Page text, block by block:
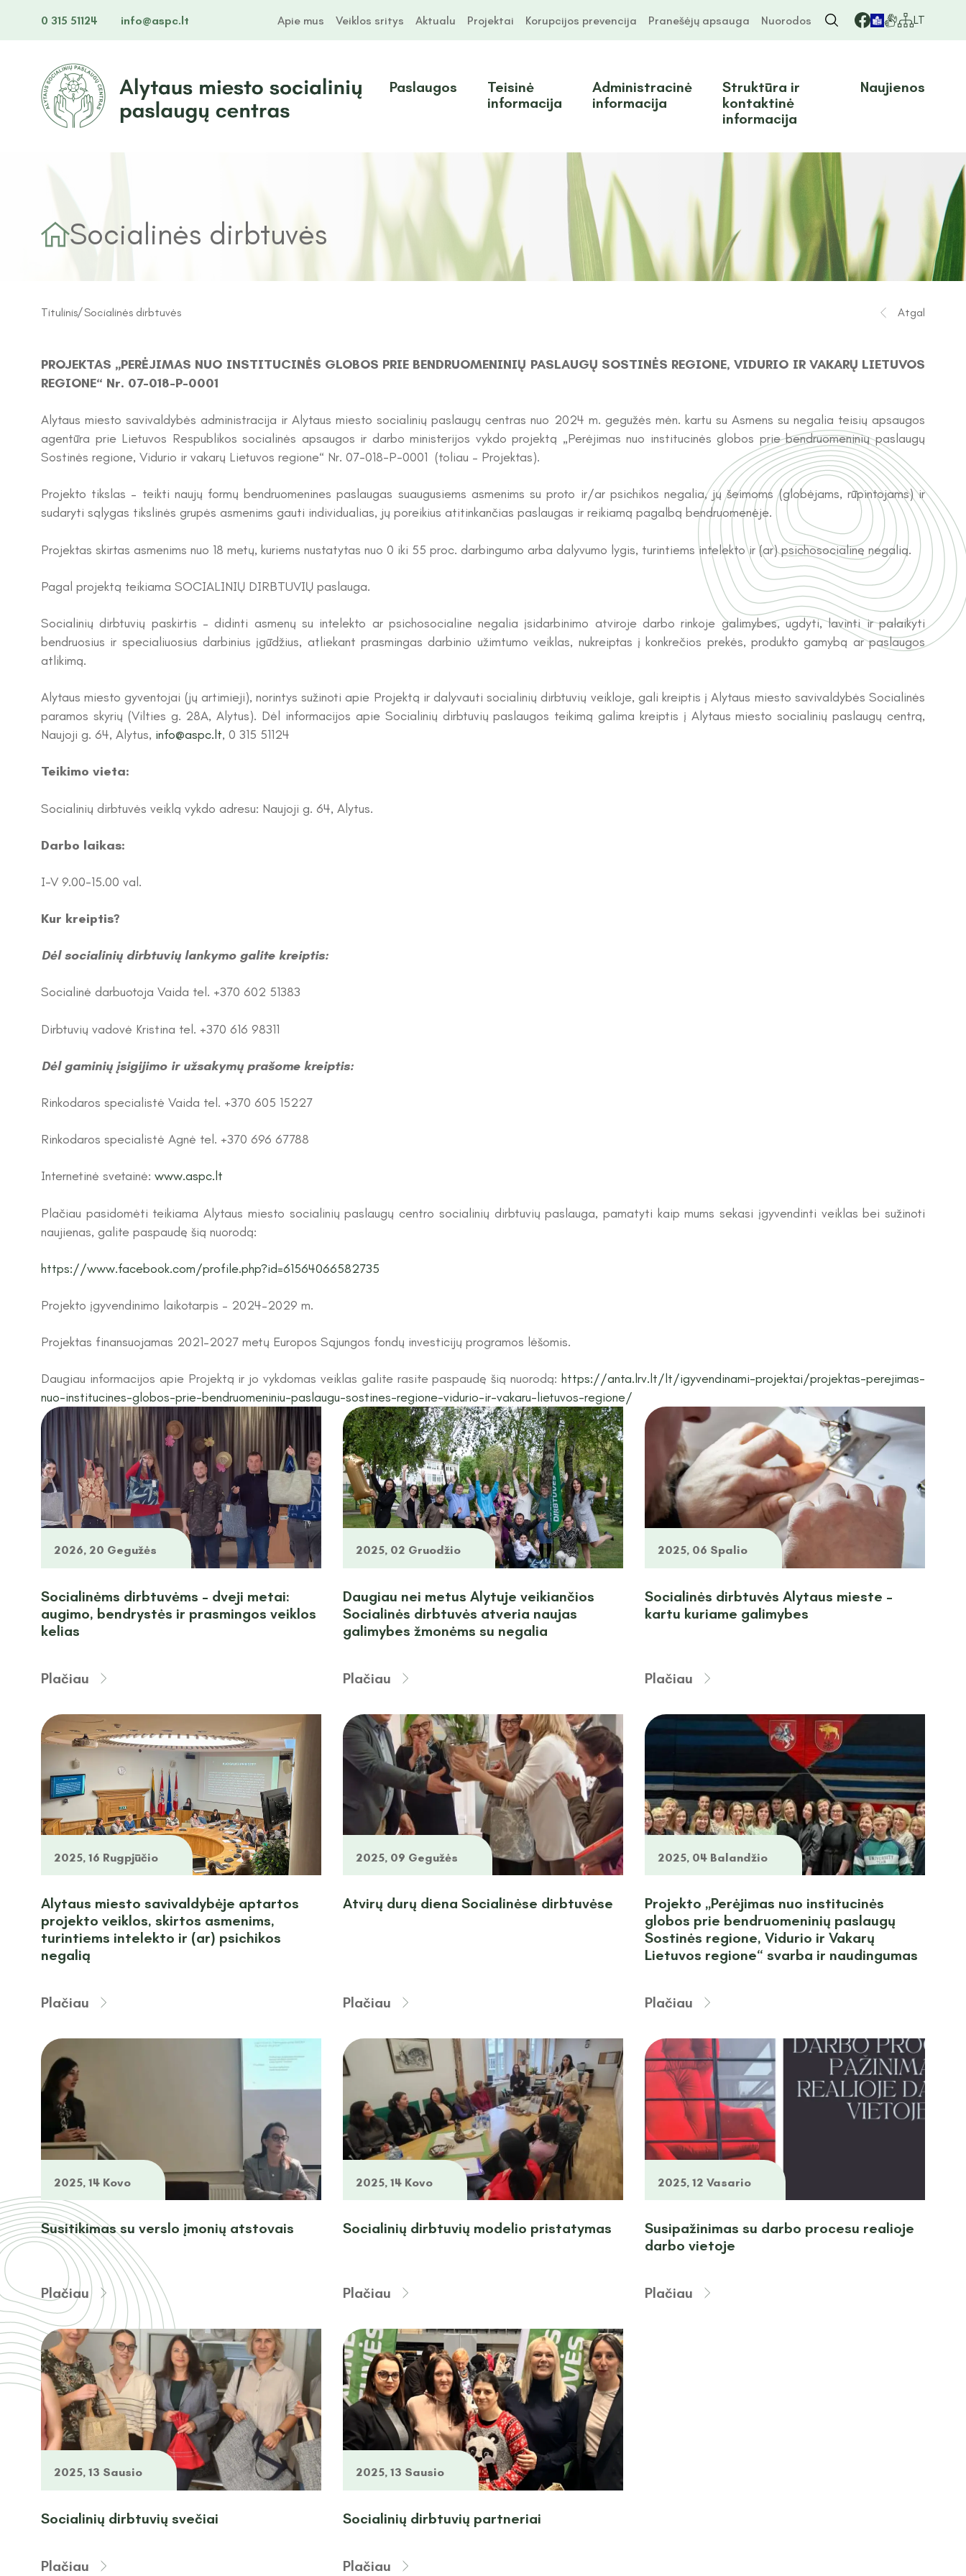
0 315 51124 info@aspc.lt Apie mus Veiklos sritys Aktualu Projektai Korupcijos prevencija Pranešėjų apsauga Nuorodos LT
Paslaugos
Teisinė
informacija
Administracinė
informacija
Struktūra ir
kontaktinė
informacija
Naujienos
Socialinės dirbtuvės
Titulinis Socialinės dirbtuvės Atgal
PROJEKTAS „PERĖJIMAS NUO INSTITUCINĖS GLOBOS PRIE BENDRUOMENINIŲ PASLAUGŲ SOSTINĖS REGIONE, VIDURIO IR VAKARŲ LIETUVOS
REGIONE“ Nr. 07-018-P-0001
Alytaus miesto savivaldybės administracija ir Alytaus miesto socialinių paslaugų centras nuo 2024 m. gegužės mėn. kartu su Asmens su negalia teisių apsaugos
agentūra prie Lietuvos Respublikos socialinės apsaugos ir darbo ministerijos vykdo projektą „Perėjimas nuo institucinės globos prie bendruomeninių paslaugų
Sostinės regione, Vidurio ir vakarų Lietuvos regione“ Nr. 07-018-P-0001 (toliau – Projektas).
Projekto tikslas – teikti naujų formų bendruomenines paslaugas suaugusiems asmenims su proto ir/ar psichikos negalia, jų šeimoms (globėjams, rūpintojams) ir
sudaryti sąlygas tikslinės grupės asmenims gauti individualias, jų poreikius atitinkančias paslaugas ir reikiamą pagalbą bendruomenėje.
Projektas skirtas asmenims nuo 18 metų, kuriems nustatytas nuo 0 iki 55 proc. darbingumo arba dalyvumo lygis, turintiems intelekto ir (ar) psichosocialinę negalią.
Pagal projektą teikiama SOCIALINIŲ DIRBTUVIŲ paslauga.
Socialinių dirbtuvių paskirtis – didinti asmenų su intelekto ar psichosocialine negalia įsidarbinimo atviroje darbo rinkoje galimybes, ugdyti, lavinti ir palaikyti
bendruosius ir specialiuosius darbinius įgūdžius, atliekant prasmingas darbinio užimtumo veiklas, nukreiptas į konkrečios prekės, produkto gamybą ar paslaugos
atlikimą.
Alytaus miesto gyventojai (jų artimieji), norintys sužinoti apie Projektą ir dalyvauti socialinių dirbtuvių veikloje, gali kreiptis į Alytaus miesto savivaldybės Socialinės
paramos skyrių (Vilties g. 28A, Alytus). Dėl informacijos apie Socialinių dirbtuvių paslaugos teikimą galima kreiptis į Alytaus miesto socialinių paslaugų centrą,
Naujoji g. 64, Alytus, info@aspc.lt, 0 315 51124
Teikimo vieta:
Socialinių dirbtuvės veiklą vykdo adresu: Naujoji g. 64, Alytus.
Darbo laikas:
I-V 9.00-15.00 val.
Kur kreiptis?
Dėl socialinių dirbtuvių lankymo galite kreiptis:
Socialinė darbuotoja Vaida tel. +370 602 51383
Dirbtuvių vadovė Kristina tel. +370 616 98311
Dėl gaminių įsigijimo ir užsakymų prašome kreiptis:
Rinkodaros specialistė Vaida tel. +370 605 15227
Rinkodaros specialistė Agnė tel. +370 696 67788
Internetinė svetainė: www.aspc.lt
Plačiau pasidomėti teikiama Alytaus miesto socialinių paslaugų centro socialinių dirbtuvių paslauga, pamatyti kaip mums sekasi įgyvendinti veiklas bei sužinoti
naujienas, galite paspaudę šią nuorodą:
https://www.facebook.com/profile.php?id=61564066582735
Projekto įgyvendinimo laikotarpis – 2024–2029 m.
Projektas finansuojamas 2021–2027 metų Europos Sąjungos fondų investicijų programos lėšomis.
Daugiau informacijos apie Projektą ir jo vykdomas veiklas galite rasite paspaudę šią nuorodą: https://anta.lrv.lt/lt/igyvendinami-projektai/projektas-perejimas-
nuo-institucines-globos-prie-bendruomeniniu-paslaugu-sostines-regione-vidurio-ir-vakaru-lietuvos-regione/
2026, 20 Gegužės
Socialinėms dirbtuvėms – dveji metai:
augimo, bendrystės ir prasmingos veiklos
kelias
Plačiau
2025, 02 Gruodžio
Daugiau nei metus Alytuje veikiančios
Socialinės dirbtuvės atveria naujas
galimybes žmonėms su negalia
Plačiau
2025, 06 Spalio
Socialinės dirbtuvės Alytaus mieste –
kartu kuriame galimybes
Plačiau
2025, 16 Rugpjūčio
Alytaus miesto savivaldybėje aptartos
projekto veiklos, skirtos asmenims,
turintiems intelekto ir (ar) psichikos
negalią
Plačiau
2025, 09 Gegužės
Atvirų durų diena Socialinėse dirbtuvėse
Plačiau
2025, 04 Balandžio
Projekto „Perėjimas nuo institucinės
globos prie bendruomeninių paslaugų
Sostinės regione, Vidurio ir Vakarų
Lietuvos regione“ svarba ir naudingumas
Plačiau
2025, 14 Kovo
Susitikimas su verslo įmonių atstovais
Plačiau
2025, 14 Kovo
Socialinių dirbtuvių modelio pristatymas
Plačiau
2025, 12 Vasario
Susipažinimas su darbo procesu realioje
darbo vietoje
Plačiau
2025, 13 Sausio
Socialinių dirbtuvių svečiai
Plačiau
2025, 13 Sausio
Socialinių dirbtuvių partneriai
Plačiau